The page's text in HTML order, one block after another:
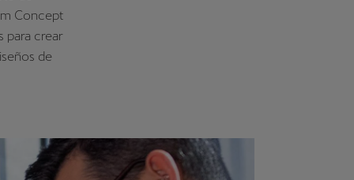
Concept
para crear
de